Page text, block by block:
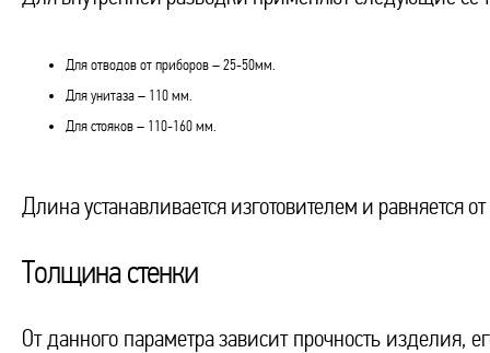
Для отводов от приборов – 25-50мм.
Для унитаза – 110 мм.
Для стояков – 110-160 мм.
Длина устанавливается изготовителем и равняется
Толщина стенки
От данного параметра зависит прочность изделия,